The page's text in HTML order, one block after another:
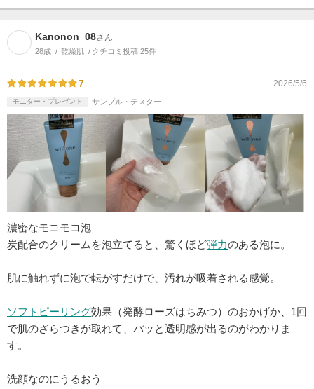
Kanonon_08さん
28歳 乾燥肌 クチコミ投稿 25件
7 2026/5/6
モニター・プレゼント サンプル・テスター
濃密なモコモコ泡
炭配合のクリームを泡立てると、驚くほど弾力のある泡に。
肌に触れずに泡で転がすだけで、汚れが吸着される感覚。
ソフト ピーリング効果（発酵ローズはちみつ）のおかげか、1回
で肌のざらつきが取れて、パッと透明感が出るのがわかりま
す。
洗顔なのにうるおう